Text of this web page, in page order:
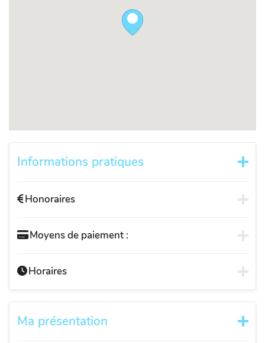
Informations pratiques
Honoraires
Moyens de paiement :
Horaires
Ma présentation